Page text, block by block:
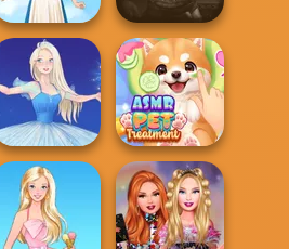
Folklore Fashion
Five Nights At
Christmas
Ice Ballerina
ASMR Pet
Treatment